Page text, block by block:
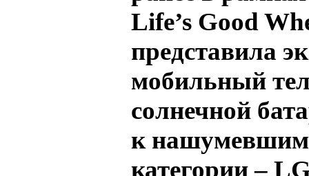
Life’s Good
представила
мобильный
солнечной
к нашумевшим
категории –